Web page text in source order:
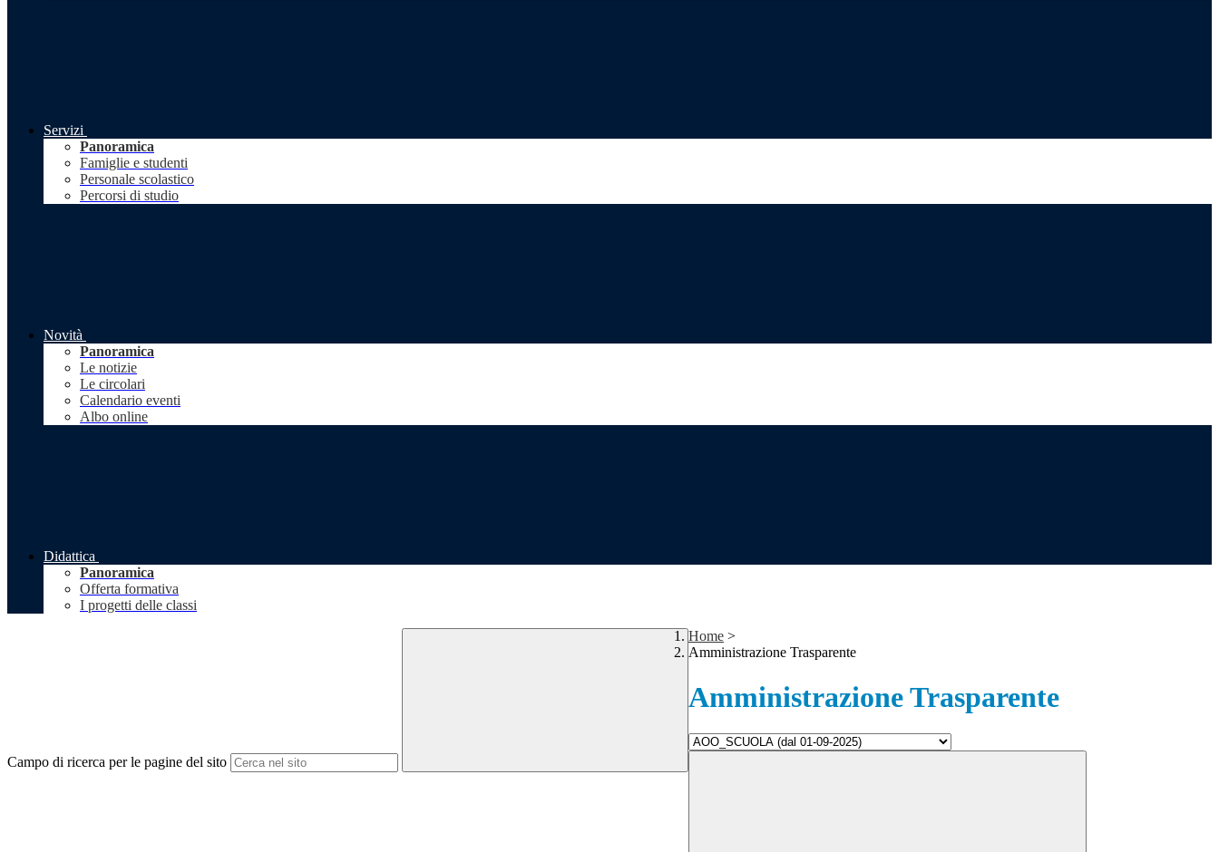
Servizi
Panoramica
Famiglie e studenti
Personale scolastico
Percorsi di studio
Novità
Panoramica
Le notizie
Le circolari
Calendario eventi
Albo online
Didattica
Panoramica
Offerta formativa
I progetti delle classi
Campo di ricerca per le pagine del sito
Home >
Amministrazione Trasparente
Amministrazione Trasparente